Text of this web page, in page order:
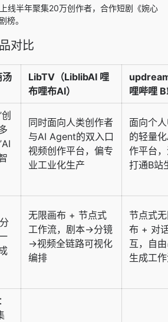
线半年聚集20万创作者，合作短剧《婉心
榜。
对比
汤
LibTV （LiblibAI 哩
布哩布AI）
哩哔哩
同时面向人类创作者
与AI Agent的双入口
视频创作平台，偏专
业工业化生产
面向个
的轻量
作平台
打通B站
无限画布 + 节点式
工作流，剧本→分镜
→视频全链路可视化
编排
节点式
布 + 对
互，自
生成工